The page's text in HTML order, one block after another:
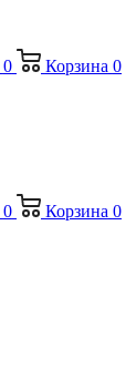
0 Корзина 0
0 Корзина 0